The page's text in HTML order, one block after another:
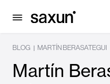
BLOG | MARTÍN BERASATEGUI
Martín